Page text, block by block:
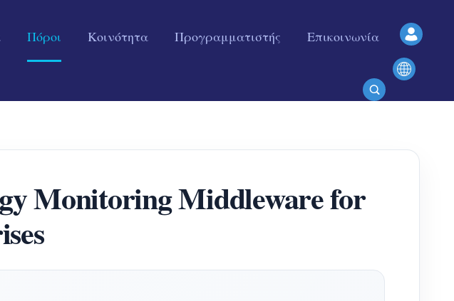
Πόροι Κοινότητα Προγραμματιστής Επικοινωνία
Monitoring Middleware for